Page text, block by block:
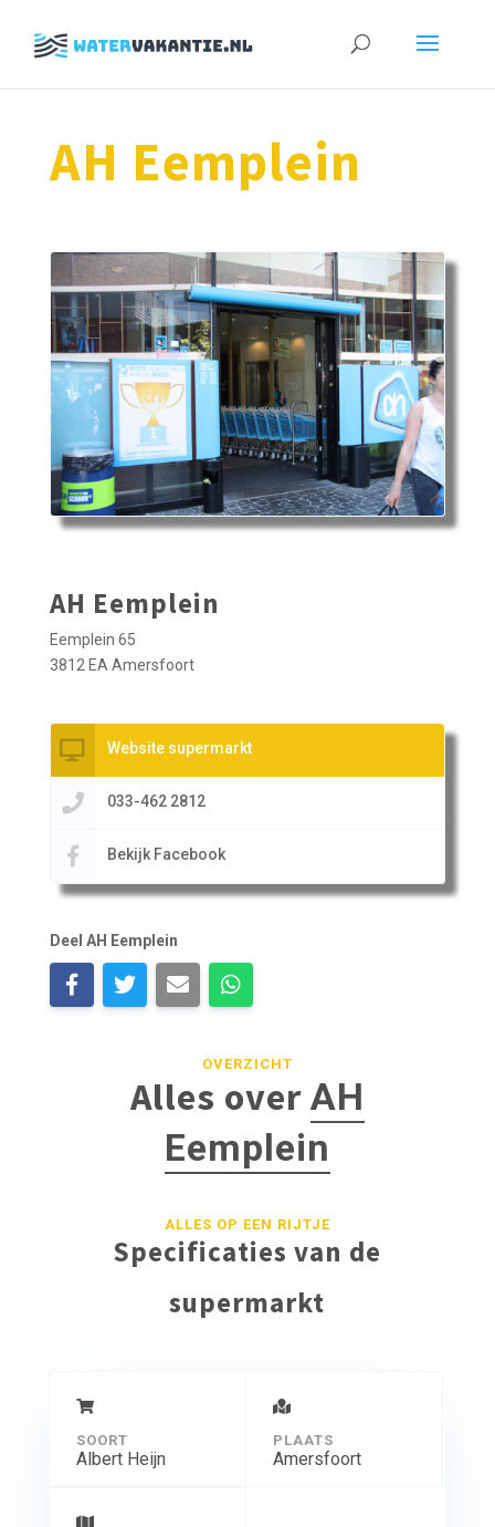
Zoeken
AH Eemplein
AH Eemplein
Eemplein 65
3812 EA Amersfoort
Website supermarkt
033-462 2812
Bekijk Facebook
Deel AH Eemplein
OVERZICHT
Alles over AH
Eemplein
ALLES OP EEN RIJTJE
Specificaties van de
supermarkt
SOORT
Albert Heijn
PLAATS
Amersfoort